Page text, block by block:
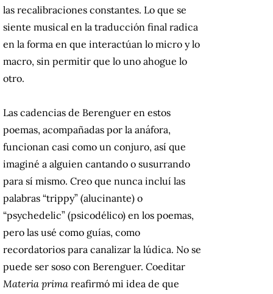
las recalibraciones constantes. Lo que se
siente musical en la traducción final radica
en la forma en que interactúan lo micro y lo
macro, sin permitir que lo uno ahogue lo
otro.
Las cadencias de Berenguer en estos
poemas, acompañadas por la anáfora,
funcionan casi como un conjuro, así que
imaginé a alguien cantando o susurrando
para sí mismo. Creo que nunca incluí las
palabras “trippy” (alucinante) o
“psychedelic” (psicodélico) en los poemas,
pero las usé como guías, como
recordatorios para canalizar la lúdica. No se
puede ser soso con Berenguer. Coeditar
Materia prima reafirmó mi idea de que